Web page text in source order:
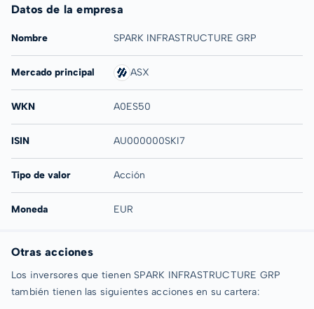
Datos de la empresa
Nombre SPARK INFRASTRUCTURE GRP
Mercado principal ASX
WKN A0ES50
ISIN AU000000SKI7
Tipo de valor Acción
Moneda EUR
Otras acciones
Los inversores que tienen SPARK INFRASTRUCTURE GRP
también tienen las siguientes acciones en su cartera: